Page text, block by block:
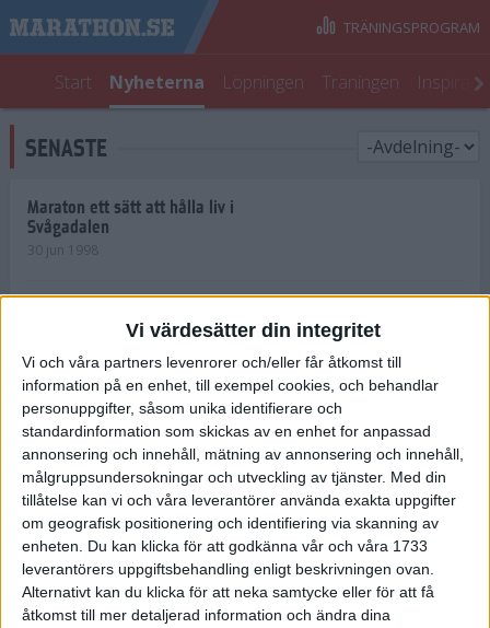
Vi värdesätter din integritet
Vi och våra partners levenrorer och/eller får åtkomst till
information på en enhet, till exempel cookies, och behandlar
personuppgifter, såsom unika identifierare och
standardinformation som skickas av en enhet for anpassad
annonsering och innehåll, mätning av annonsering och innehåll,
målgruppsundersokningar och utveckling av tjänster. Med din
tillåtelse kan vi och våra leverantörer använda exakta uppgifter
om geografisk positionering och identifiering via skanning av
enheten. Du kan klicka för att godkänna vår och våra 1733
leverantörers uppgiftsbehandling enligt beskrivningen ovan.
Alternativt kan du klicka för att neka samtycke eller för att få
åtkomst till mer detaljerad information och ändra dina
Start Nyheterna Löpningen Träningen
TRÄNINGSPROGRAM
SENASTE
Maraton ett sätt att hålla liv i
Svågadalen
30 jun 1998
Norrlänningar firade semester i
Strängnäs
28 jun 1998
Maratonlöparna bäst i Trosa
I år fick Andervang kransen
27 jun 1998